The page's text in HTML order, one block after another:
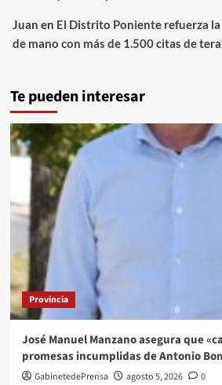
Juan en El Distrito Poniente refuerza
de mano con más de 1.500 citas de
Te pueden interesar
Provincia
José Manuel Manzano asegura que
promesas incumplidas de Antonio
GabinetedePrensa agosto 5, 2026 0